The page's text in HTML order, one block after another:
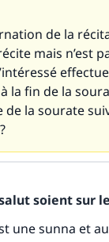
de la
mais n’est
la fin de la
de la sourate
soient sur
sunna et
à